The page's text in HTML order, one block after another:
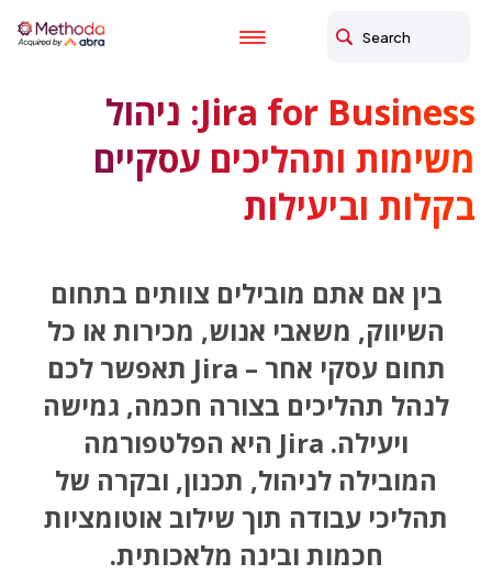
Jira for Business: ניהול
משימות ותהליכים עסקיים
בקלות וביעילות
בין אם אתם מובילים צוותים בתחום
השיווק, משאבי אנוש, מכירות או כל
תחום עסקי אחר – Jira תאפשר לכם
לנהל תהליכים בצורה חכמה, גמישה
ויעילה.
Jira היא הפלטפורמה
המובילה לניהול, תכנון, ובקרה של
תהליכי עבודה תוך שילוב אוטומציות
חכמות ובינה מלאכותית.